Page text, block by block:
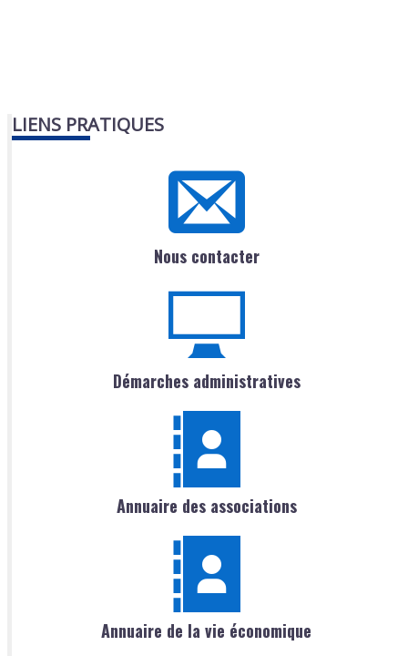
LIENS PRATIQUES
Nous contacter
Démarches administratives
Annuaire des associations
Annuaire de la vie économique